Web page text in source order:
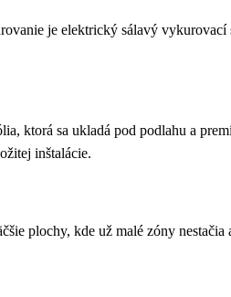
je elektrický sálavý
ktorá sa ukladá pod podlahu a
inštalácie.
plochy, kde už malé zóny